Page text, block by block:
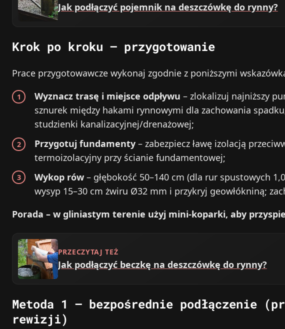
Jak podłączyć pojemnik na deszczówkę do rynny?
Krok po kroku – przygotowanie
Prace przygotowawcze wykonaj zgodnie z poniższymi
Wyznacz trasę i miejsce odpływu – zlokalizuj najniższy
sznurek między hakami rynnowymi dla zachowania
studzienki kanalizacyjnej/drenażowej;
Przygotuj fundamenty – zabezpiecz ławę izolacją
termoizolacyjny przy ścianie fundamentowej;
Wykop rów – głębokość 50–140 cm (dla rur spustowych
wysyp 15–30 cm żwiru Ø32 mm i przykryj geowłókniną;
Porada – w gliniastym terenie użyj mini‑koparki, aby
PRZECZYTAJ TEŻ
Jak podłączyć beczkę na deszczówkę do rynny?
Metoda 1 – bezpośrednie podłączenie
rewizji)